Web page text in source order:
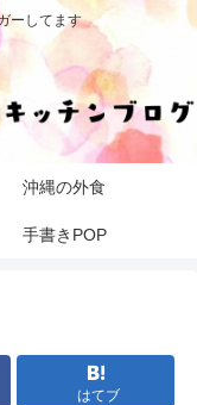
ーしてます
沖縄の外食
手書きPOP
はてブ